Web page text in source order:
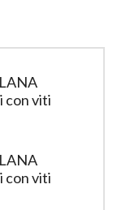
con viti
con viti